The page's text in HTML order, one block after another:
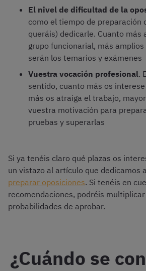
El nivel de dificultad de la
como el tiempo de preparación
queráis) dedicarle. Cuanto más
grupo funcionarial, más
serán los temarios y exámenes
Vuestra vocación profesional.
sentido, cuanto más os
más os atraiga el trabajo,
vuestra motivación para
pruebas y superarlas
Si ya tenéis claro qué plazas os
un vistazo al artículo que dedicamos
preparar oposiciones. Si tenéis en
recomendaciones, podréis
probabilidades de aprobar.
¿Cuándo se